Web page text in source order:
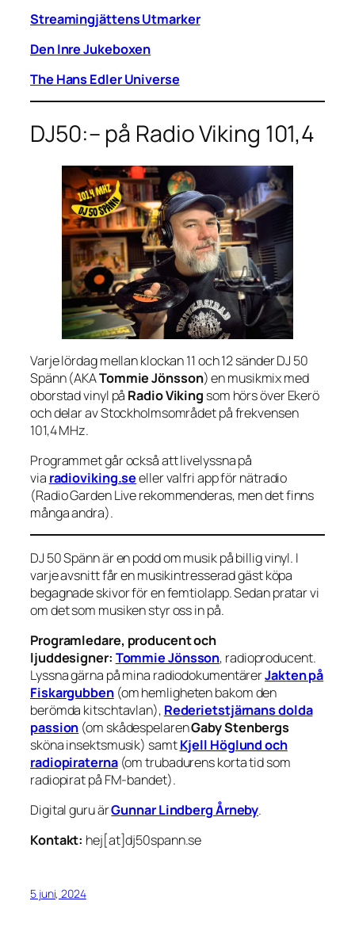
Streamingjättens Utmarker
Den Inre Jukeboxen
The Hans Edler Universe
DJ50:– på Radio Viking 101,4
Varje lördag mellan klockan 11 och 12 sänder DJ 50
Spänn (AKATommie Jönsson) en musikmix med
oborstad vinyl på Radio Viking som hörs över Ekerö
och delar av Stockholmsområdet på frekvensen
101,4 MHz.
Programmet går också att livelyssna på
via radioviking.seeller valfri app för nätradio
(Radio Garden Live rekommenderas, men det finns
många andra).
DJ 50 Spänn är en podd om musik på billig vinyl. I
varje avsnitt får en musikintresserad gäst köpa
begagnade skivor för en femtiolapp. Sedan pratar vi
om det som musiken styr oss in på.
Programledare, producent och
ljuddesigner: Tommie Jönsson, radioproducent.
Lyssna gärna på mina radiodokumentärerJakten på
Fiskargubben (om hemligheten bakom den
berömda kitschtavlan), Rederietstjärnans dolda
passion (om skådespelarenGaby Stenbergs
sköna insektsmusik) samtKjell Höglund och
radiopiraterna(om trubadurens korta tid som
radiopirat på FM-bandet).
Digital guru ärGunnar Lindberg Årneby.
Kontakt: hej[at]dj50spann.se
5 juni, 2024